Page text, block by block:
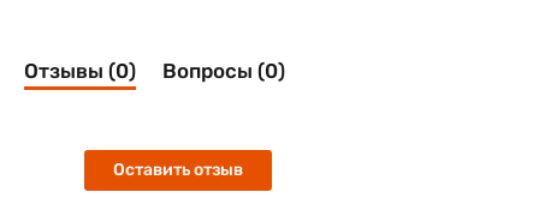
Отзывы (0) Вопросы (0)
Оставить отзыв